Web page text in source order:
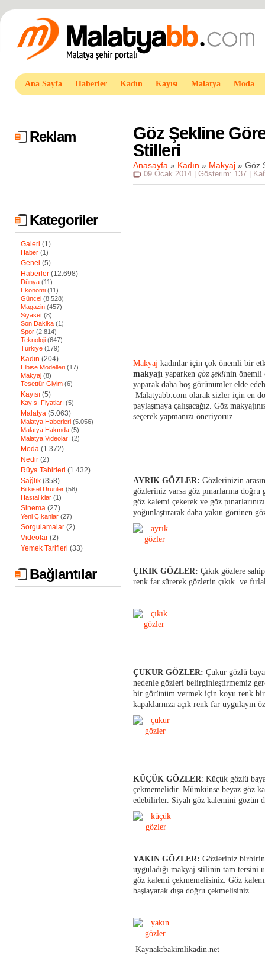
Ana Sayfa Haberler Kadın Kayısı Malatya Moda
Reklam
Kategoriler
Galeri (1)
Haber (1)
Genel (5)
Haberler (12.698)
Dünya (11)
Ekonomi (11)
Güncel (8.528)
Magazin (457)
Siyaset (8)
Son Dakika (1)
Spor (2.814)
Teknoloji (647)
Türkiye (179)
Kadın (204)
Elbise Modelleri (17)
Makyaj (8)
Tesettür Giyim (6)
Kayısı (5)
Kayısı Fiyatları (5)
Malatya (5.063)
Malatya Haberleri (5.056)
Malatya Hakında (5)
Malatya Videoları (2)
Moda (1.372)
Nedir (2)
Rüya Tabirleri (1.432)
Sağlık (358)
Bitkisel Ürünler (58)
Hastalıklar (1)
Sinema (27)
Yeni Çıkanlar (27)
Sorgulamalar (2)
Videolar (2)
Yemek Tarifleri (33)
Bağlantılar
Göz Şekline
Stilleri
Anasayfa » Kadın » Makyaj » Göz
09 Ocak 2014 | Gösterim: 137 |
Makyaj kadınlar için çok önemli bir
makyajı yaparken göz şeklinin önemli
yaparak daha hoş görünümler elde
Malatyabb.com olarak sizler için en
paylaşmaya çalışacağız. Göz
seçerek yapmanızı öneriyoruz.
AYRIK GÖZLER: Gözlerinizin
gözleriniz varsa göz pınarlarına
göz kalemi çekerek ve göz
yoğunlaştırarak daha yakın görünen
ÇIKIK GÖZLER: Çıkık gözlere
renk far sürerek gözlerin çıkık ve
ÇUKUR GÖZLER: Çukur gözlü
nedenle gözleri belirginleştirmemiz
bir görünüm vermek için koyu renk
kapaklarnıza açık renk far uygulayın
KÜÇÜK GÖZLER: Küçük gözlü
çekmemelidir. Mümkünse beyaz göz
edebilirler. Siyah göz kalemini gözün
YAKIN GÖZLER: Gözleriniz
uyguladığı makyaj stilinin tam tersini
göz kalemi çekmemelisiniz. Göz
başlayarak dışa doğru çekmelisiniz.
Kaynak:bakimlikadin.net